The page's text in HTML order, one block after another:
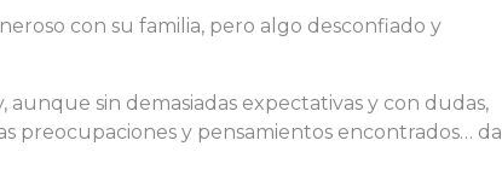
con su familia, pero algo desconfiado y
sin demasiadas expectativas y con dudas,
preocupaciones y pensamientos encontrados… da